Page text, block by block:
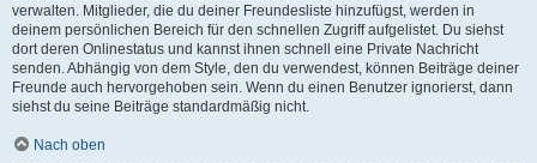
verwalten. Mitglieder, die du deiner Freundesliste hinzufügst, werden in
deinem persönlichen Bereich für den schnellen Zugriff aufgelistet. Du siehst
dort deren Onlinestatus und kannst ihnen schnell eine Private Nachricht
senden. Abhängig von dem Style, den du verwendest, können Beiträge deiner
Freunde auch hervorgehoben sein. Wenn du einen Benutzer ignorierst, dann
siehst du seine Beiträge standardmäßig nicht.
Nach oben